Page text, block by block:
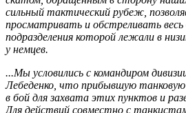
сильный тактический рубеж,
просматривать и обстреливать весь
подразделения которой лежали в
у немцев.
...Мы условились с командиром
Лебеденко, что прибывшую танковую
в бой для захвата этих пунктов и
Для действий совместно с